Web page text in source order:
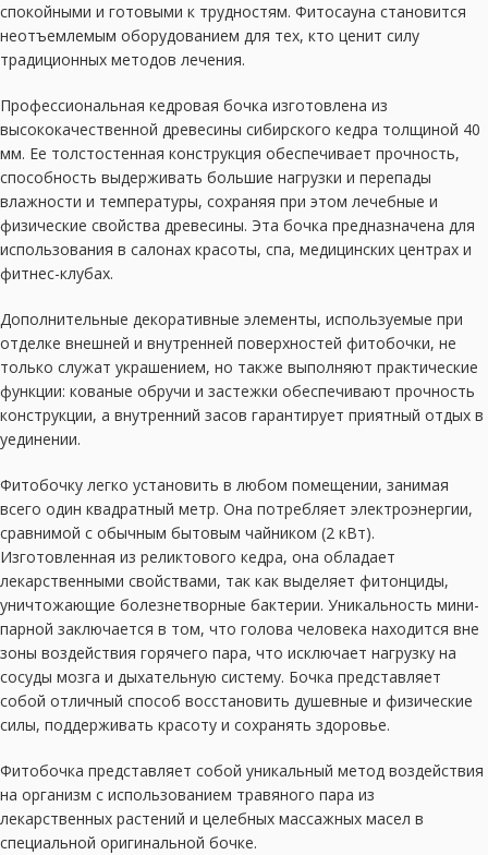
спокойными и готовыми к трудностям. Фитосауна становится
неотъемлемым оборудованием для тех, кто ценит силу
традиционных методов лечения.
Профессиональная кедровая бочка изготовлена из
высококачественной древесины сибирского кедра толщиной 40
мм. Ее толстостенная конструкция обеспечивает прочность,
способность выдерживать большие нагрузки и перепады
влажности и температуры, сохраняя при этом лечебные и
физические свойства древесины. Эта бочка предназначена для
использования в салонах красоты, спа, медицинских центрах и
фитнес-клубах.
Дополнительные декоративные элементы, используемые при
отделке внешней и внутренней поверхностей фитобочки, не
только служат украшением, но также выполняют практические
функции: кованые обручи и застежки обеспечивают прочность
конструкции, а внутренний засов гарантирует приятный отдых в
уединении.
Фитобочку легко установить в любом помещении, занимая
всего один квадратный метр. Она потребляет электроэнергии,
сравнимой с обычным бытовым чайником (2 кВт).
Изготовленная из реликтового кедра, она обладает
лекарственными свойствами, так как выделяет фитонциды,
уничтожающие болезнетворные бактерии. Уникальность мини-
парной заключается в том, что голова человека находится вне
зоны воздействия горячего пара, что исключает нагрузку на
сосуды мозга и дыхательную систему. Бочка представляет
собой отличный способ восстановить душевные и физические
силы, поддерживать красоту и сохранять здоровье.
Фитобочка представляет собой уникальный метод воздействия
на организм с использованием травяного пара из
лекарственных растений и целебных массажных масел в
специальной оригинальной бочке.